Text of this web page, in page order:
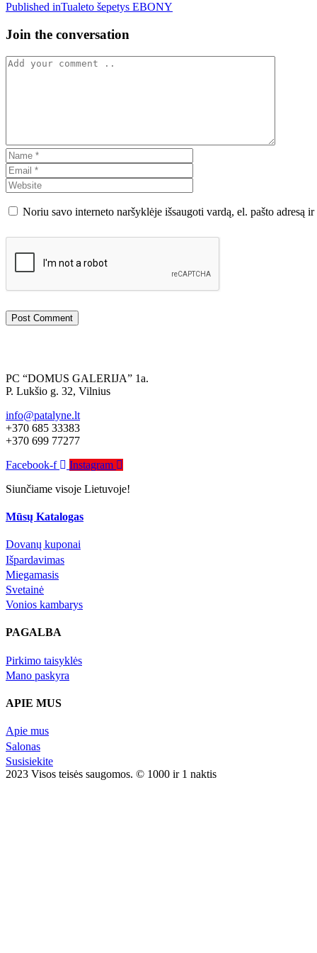
Blake
–
towel
Navigacija
tarp
Published inTualeto šepetys EBONY
Join the conversation
Noriu savo interneto naršyklėje išsaugoti vardą, el. pašto adresą
PC “DOMUS GALERIJA” 1a.
P. Lukšio g. 32, Vilnius
info@patalyne.lt
+370 685 33383
+370 699 77277
Facebook-f
Instagram
Siunčiame visoje Lietuvoje!
Mūsų Katalogas
Dovanų kuponai
Išpardavimas
Miegamasis
Svetainė
Vonios kambarys
PAGALBA
Pirkimo taisyklės
Mano paskyra
APIE MUS
Apie mus
Salonas
Susisiekite
2023 Visos teisės saugomos. © 1000 ir 1 naktis